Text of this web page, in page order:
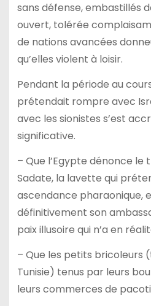
sans défense, embastillés
ouvert, tolérée
de nations avancées
qu’elles violent à loisir.
Pendant la période au
prétendait rompre avec
avec les sionistes s’est
significative.
– Que l’Egypte dénonce
Sadate, la lavette qui
ascendance pharaonique,
définitivement son
paix illusoire qui n’a en
– Que les petits bricoleurs
Tunisie) tenus par leurs
leurs commerces de